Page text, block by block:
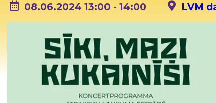
08.06.2024 13:00 - 14:00 LVM